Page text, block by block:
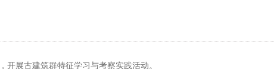
开展古建筑群特征学习与考察实践活动。